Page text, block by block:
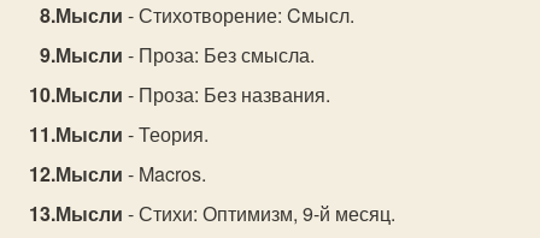
Мысли - Стихотворение: Cмысл.
Мысли - Проза: Без смысла.
Мысли - Проза: Без названия.
Мысли - Теория.
Мысли - Macros.
Мысли - Стихи: Оптимизм, 9-й месяц.